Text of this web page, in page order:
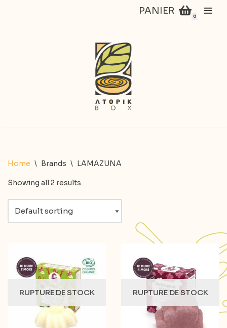
PANIER
0
Home \ Brands \ LAMAZUNA
Showing all 2 results
RUPTURE DE STOCK RUPTURE DE STOCK